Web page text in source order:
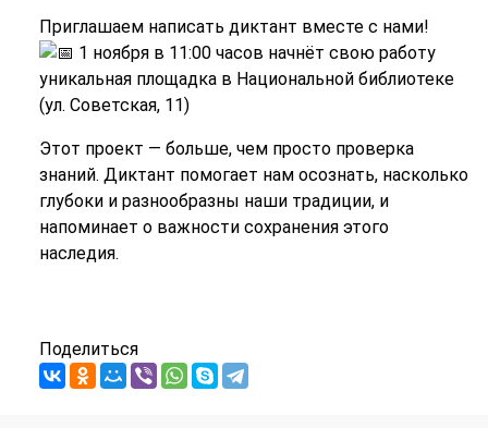
Приглашаем написать диктант вместе с нами!
1 ноября в 11:00 часов начнёт свою работу
уникальная площадка в Национальной библиотеке
(ул. Советская, 11)
Этот проект — больше, чем просто проверка
знаний. Диктант помогает нам осознать, насколько
глубоки и разнообразны наши традиции, и
напоминает о важности сохранения этого
наследия.
Поделиться